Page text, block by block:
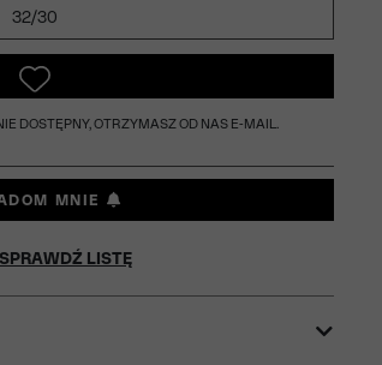
32/30
DOSTĘPNY, OTRZYMASZ OD NAS E-MAIL.
MNIE
SPRAWDŹ LISTĘ